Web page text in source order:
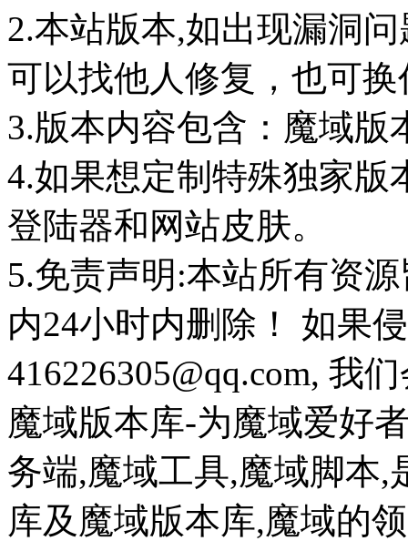
2.本站版本,如出现漏洞
可以找他人修复，也可
3.版本内容包含：魔域版
4.如果想定制特殊独家
登陆器和网站皮肤。
5.免责声明:本站所有资
内24小时内删除！ 如果
416226305@qq.com, 我
魔域版本库-为魔域爱好
务端,魔域工具,魔域脚本
库及魔域版本库,魔域的